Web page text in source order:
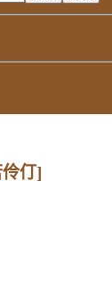
仃]